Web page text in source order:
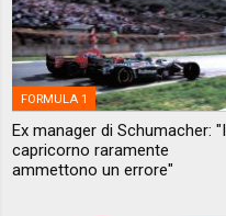
FORMULA 1
Ex manager di Schumacher: "I
capricorno raramente
ammettono un errore"